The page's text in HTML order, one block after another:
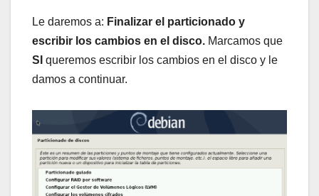
Le daremos a: Finalizar el particionado y
escribir los cambios en el disco. Marcamos que
SI queremos escribir los cambios en el disco y le
damos a continuar.